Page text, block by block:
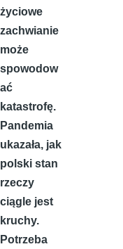
życiowe
zachwianie
może
spowodow
ać
katastrofę.
Pandemia
ukazała, jak
polski stan
rzeczy
ciągle jest
kruchy.
Potrzeba